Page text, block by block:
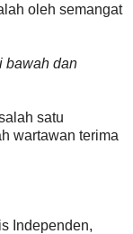
oleh semangat
bawah dan
satu
wartawan terima
Independen,